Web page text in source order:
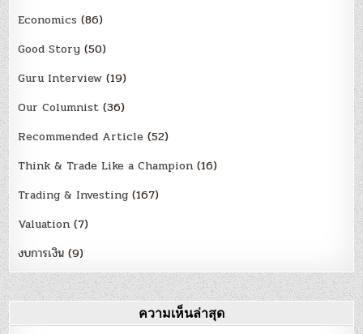
Economics (86)
Good Story (50)
Guru Interview (19)
Our Columnist (36)
Recommended Article (52)
Think & Trade Like a Champion (16)
Trading & Investing (167)
Valuation (7)
งบการเงิน (9)
ความเห็นล่าสุด